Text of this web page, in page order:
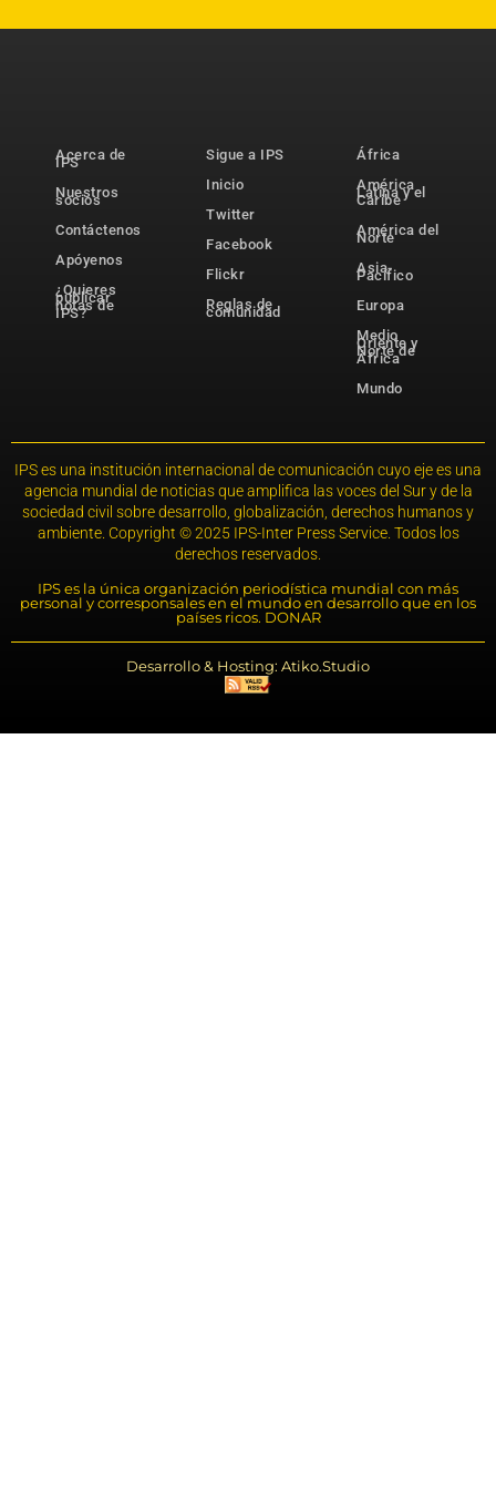
Acerca de
IPS
Nuestros
socios
Contáctenos
Apóyenos
¿Quieres
publicar
notas de
IPS?
Sigue a IPS
Inicio
Twitter
Facebook
Flickr
Reglas de
comunidad
África
América
Latina y el
Caribe
América del
Norte
Asia-
Pacífico
Europa
Medio
Oriente y
Norte de
África
Mundo
IPS es una institución internacional de comunicación cuyo eje es una
agencia mundial de noticias que amplifica las voces del Sur y de la
sociedad civil sobre desarrollo, globalización, derechos humanos y
ambiente. Copyright © 2025 IPS-Inter Press Service. Todos los
derechos reservados.
IPS es la única organización periodística mundial con más
personal y corresponsales en el mundo en desarrollo que en los
países ricos. DONAR
Desarrollo & Hosting: Atiko.Studio